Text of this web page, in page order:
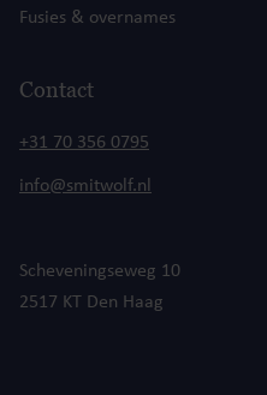
Fusies & overnames
Contact
+31 70 356 0795
info@smitwolf.nl
Scheveningseweg 10
2517 KT Den Haag